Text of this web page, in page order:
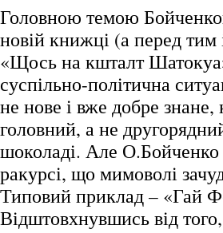
Головною темою
новій книжці (а перед тим
«Щось на кшталт
суспільно-політична
не нове і вже добре
головний, а не
шоколаді. Але О.Бойченко
ракурсі, що мимоволі
Типовий приклад – «Гай
Відштовхнувшись від